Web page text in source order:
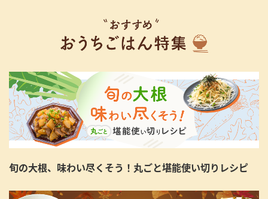
旬の大根、味わい尽くそう！丸ごと堪能使い切りレシピ